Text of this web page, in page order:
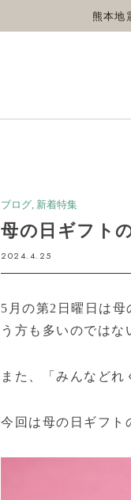
熊本地
ブログ, 新着特集
母の日ギフト
2024.4.25
5月の第2日曜日は母
う方も多いのではな
また、「みんなどれ
今回は母の日ギフト